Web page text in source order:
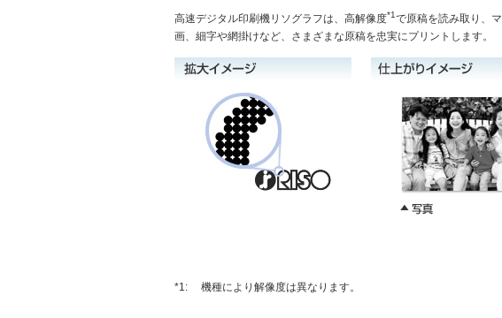
高速デジタル印刷機リソグラフは、高解像度*1で原稿を読み取り、
画、細字や網掛けなど、さまざまな原稿を忠実にプリントします。
*1: 機種により解像度は異なります。